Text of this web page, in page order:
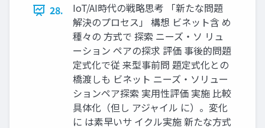
28.
IoT/AI時代の戦略思考 「新たな問題
解決のプロセス」 構想 ビネット含 め
種々の 方式で 探索 ニーズ・ソ リュ
ーション ペアの探求 評価 事後的問題
定式化で従 来型事前問 題定式化との
橋渡しも ビネット ニーズ・ソリュー
ションペア探索 実用性評価 実施 比較
具体化（但し アジャイル に）。変化
に は素早いサ イクル実施 新たな方式